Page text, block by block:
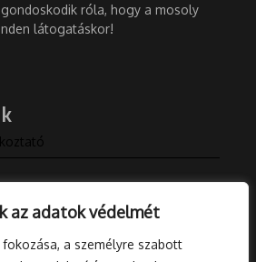
az adatok védelmét
a személyre szabott
gondoskodik róla, hogy a mosoly
látogatáskor!